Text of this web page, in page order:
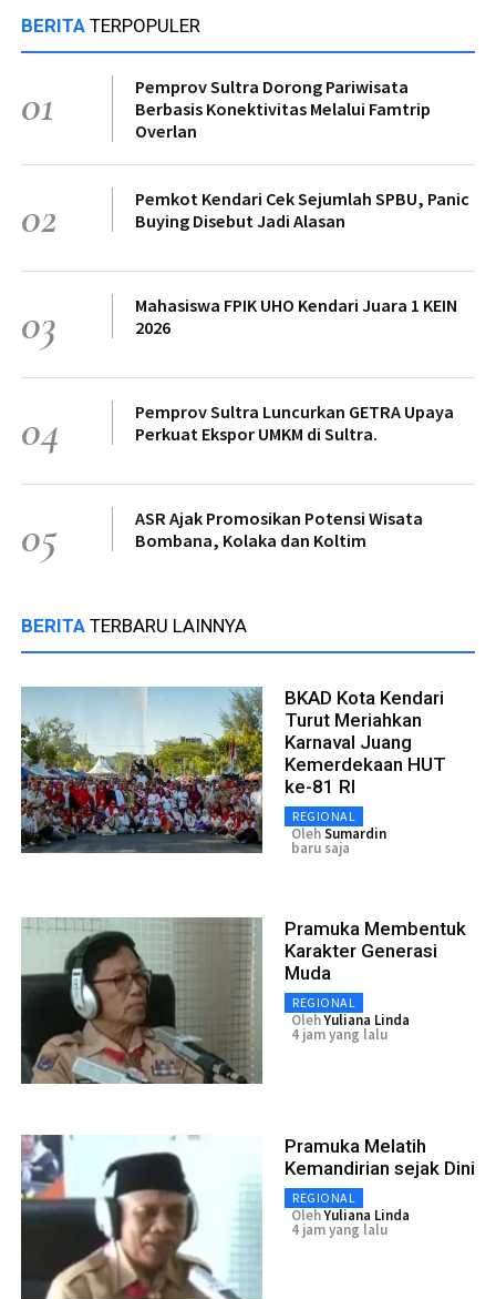
BERITA TERPOPULER
01
Pemprov Sultra Dorong Pariwisata
Berbasis Konektivitas Melalui Famtrip
Overlan
02
Pemkot Kendari Cek Sejumlah SPBU, Panic
Buying Disebut Jadi Alasan
03
Mahasiswa FPIK UHO Kendari Juara 1 KEIN
2026
04
Pemprov Sultra Luncurkan GETRA Upaya
Perkuat Ekspor UMKM di Sultra.
05
ASR Ajak Promosikan Potensi Wisata
Bombana, Kolaka dan Koltim
BERITA TERBARU LAINNYA
BKAD Kota Kendari
Turut Meriahkan
Karnaval Juang
Kemerdekaan HUT
ke-81 RI
REGIONAL
OlehSumardin
baru saja
Pramuka Membentuk
Karakter Generasi
Muda
REGIONAL
OlehYuliana Linda
4 jam yang lalu
Pramuka Melatih
Kemandirian sejak Dini
REGIONAL
OlehYuliana Linda
4 jam yang lalu